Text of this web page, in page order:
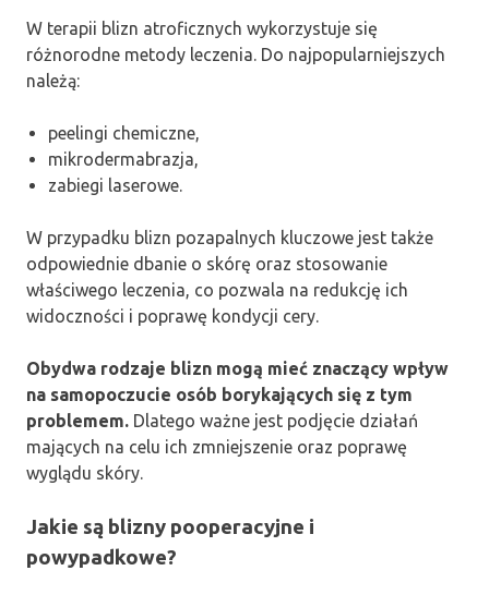
W terapii blizn atroficznych wykorzystuje się
różnorodne metody leczenia. Do najpopularniejszych
należą:
peelingi chemiczne,
mikrodermabrazja,
zabiegi laserowe.
W przypadku blizn pozapalnych kluczowe jest także
odpowiednie dbanie o skórę oraz stosowanie
właściwego leczenia, co pozwala na redukcję ich
widoczności i poprawę kondycji cery.
Obydwa rodzaje blizn mogą mieć znaczący wpływ
na samopoczucie osób borykających się z tym
problemem. Dlatego ważne jest podjęcie działań
mających na celu ich zmniejszenie oraz poprawę
wyglądu skóry.
Jakie są blizny pooperacyjne i
powypadkowe?